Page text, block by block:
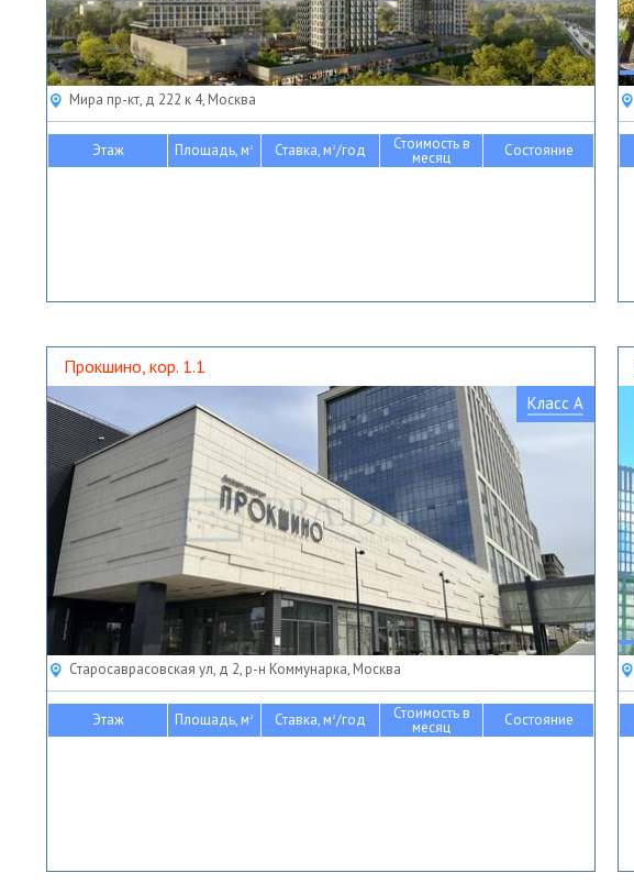
Мира пр-кт, д 222 к 4, Москва
Этаж Площадь, м2 Ставка, м2/год Стоимость в
месяц Состояние
Прокшино, кор. 1.1
Класс A
Старосаврасовская ул, д 2, р-н Коммунарка, Москва
Этаж Площадь, м2 Ставка, м2/год Стоимость в
месяц Состояние